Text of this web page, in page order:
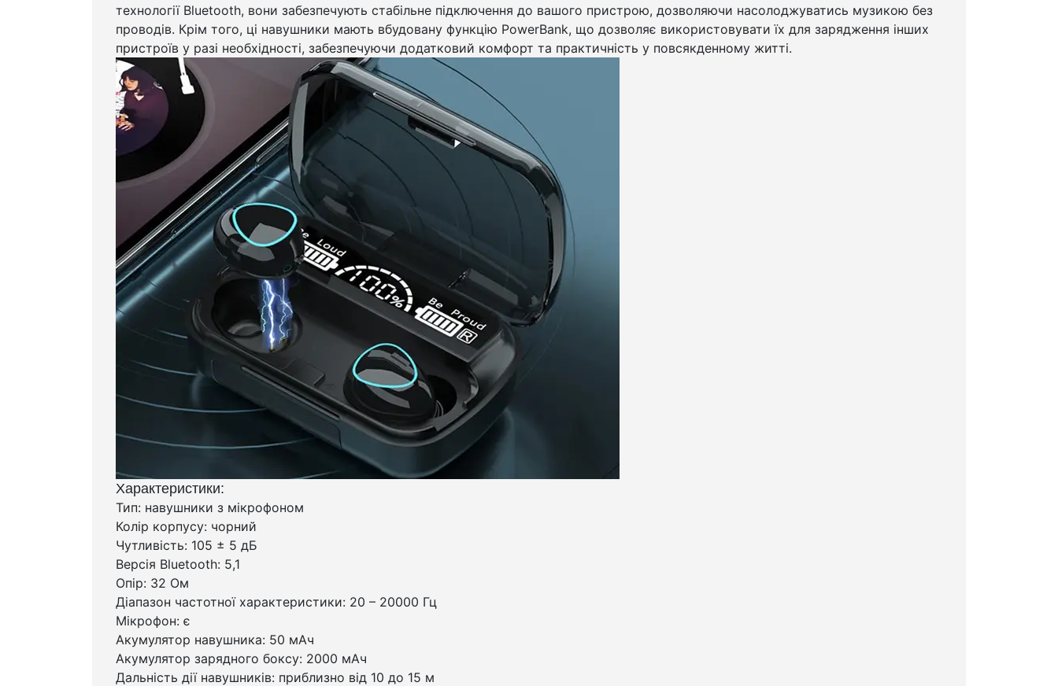
технології Bluetooth, вони забезпечують стабільне підключення до вашого пристрою, дозволяючи насолоджуватись музикою без
проводів. Крім того, ці навушники мають вбудовану функцію PowerBank, що дозволяє використовувати їх для зарядження інших
пристроїв у разі необхідності, забезпечуючи додатковий комфорт та практичність у повсякденному житті.
Характеристики:
Тип: навушники з мікрофоном
Колір корпусу: чорний
Чутливість: 105 ± 5 дБ
Версія Bluetooth: 5,1
Опір: 32 Ом
Діапазон частотної характеристики: 20 – 20000 Гц
Мікрофон: є
Акумулятор навушника: 50 мАч
Акумулятор зарядного боксу: 2000 мАч
Дальність дії навушників: приблизно від 10 до 15 м